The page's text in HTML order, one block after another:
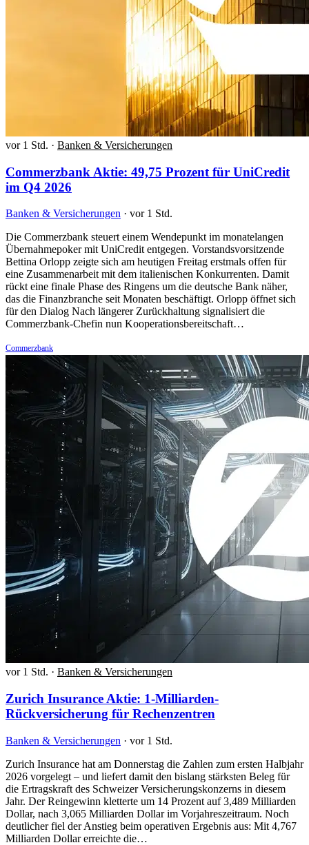
vor 1 Std. · Banken & Versicherungen
Commerzbank Aktie: 49,75 Prozent für UniCredit
im Q4 2026
Banken & Versicherungen · vor 1 Std.
Die Commerzbank steuert einem Wendepunkt im monatelangen
Übernahmepoker mit UniCredit entgegen. Vorstandsvorsitzende
Bettina Orlopp zeigte sich am heutigen Freitag erstmals offen für
eine Zusammenarbeit mit dem italienischen Konkurrenten. Damit
rückt eine finale Phase des Ringens um die deutsche Bank näher,
das die Finanzbranche seit Monaten beschäftigt. Orlopp öffnet sich
für den Dialog Nach längerer Zurückhaltung signalisiert die
Commerzbank-Chefin nun Kooperationsbereitschaft…
Commerzbank
vor 1 Std. · Banken & Versicherungen
Zurich Insurance Aktie: 1-Milliarden-
Rückversicherung für Rechenzentren
Banken & Versicherungen · vor 1 Std.
Zurich Insurance hat am Donnerstag die Zahlen zum ersten Halbjahr
2026 vorgelegt – und liefert damit den bislang stärksten Beleg für
die Ertragskraft des Schweizer Versicherungskonzerns in diesem
Jahr. Der Reingewinn kletterte um 14 Prozent auf 3,489 Milliarden
Dollar, nach 3,065 Milliarden Dollar im Vorjahreszeitraum. Noch
deutlicher fiel der Anstieg beim operativen Ergebnis aus: Mit 4,767
Milliarden Dollar erreichte die…